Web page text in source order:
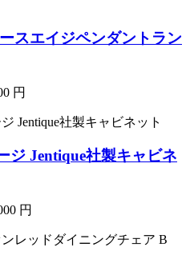
スエイジペンダントラン
円
ジ Jentique社製キャビネ
円